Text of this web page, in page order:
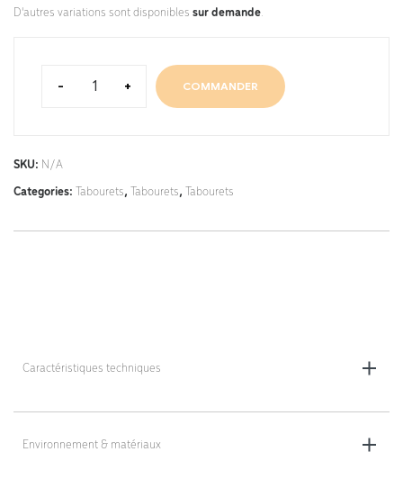
D'autres variations sont disponibles sur demande.
- + COMMANDER
SKU: N/A
Categories: Tabourets, Tabourets, Tabourets
Caractéristiques techniques
Dimensions de l’assise : 37 x 37 x 37 x 5 cm
Base aluminium : Ø 50 cm
Environnement & matériaux